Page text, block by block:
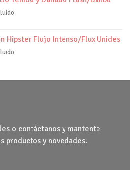
Hipster Flujo Intenso/Flux Unides
o contáctanos y mantente
productos y novedades.